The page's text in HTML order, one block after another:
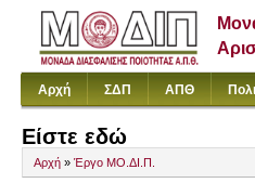
Αρχή ΣΔΠ ΑΠΘ
Είστε εδώ
Αρχή » Έργο ΜΟ.ΔΙ.Π.